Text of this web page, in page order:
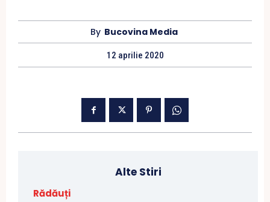
By Bucovina Media
12 aprilie 2020
Alte Stiri
Rădăuți